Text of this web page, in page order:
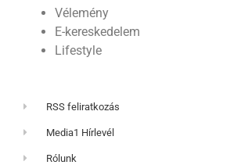
Vélemény
E-kereskedelem
Lifestyle
RSS feliratkozás
Media1 Hírlevél
Rólunk